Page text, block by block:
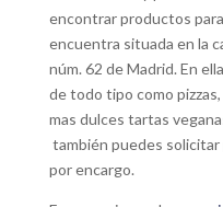
encontrar productos
encuentra situada en la
núm. 62 de Madrid. En
de todo tipo como
mas dulces tartas
también puedes
por encargo.